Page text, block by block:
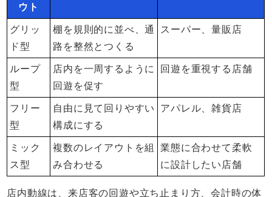
ウト
グリッ
ド型
棚を規則的に並べ、通
路を整然とつくる
スーパー、量販店
ループ
型
店内を一周するように
回遊を促す
回遊を重視する店舗
フリー
型
自由に見て回りやすい
構成にする
アパレル、雑貨店
ミック
ス型
複数のレイアウトを組
み合わせる
業態に合わせて柔軟
に設計したい店舗
店内動線は、来店客の回遊や立ち止まり方、会計時の体